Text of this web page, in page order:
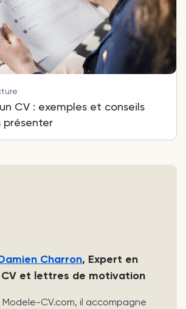
CV : exemples et conseils
présenter
Charron, Expert en
et lettres de motivation
CV.com, il accompagne